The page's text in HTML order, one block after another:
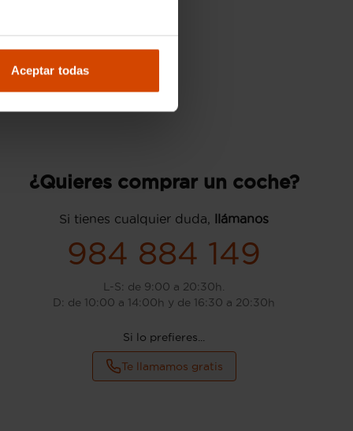
Aceptar todas
¿Quieres comprar un coche?
Si tienes cualquier duda, llámanos
984 884 149
L-S: de 9:00 a 20:30h.
D: de 10:00 a 14:00h y de 16:30 a 20:30h
Si lo prefieres...
Te llamamos gratis